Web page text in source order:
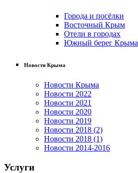
Города и посёлки
Восточный Крым
Отели в городах
Южный берег Крыма
Новости Крыма
Новости Крыма
Новости 2022
Новости 2021
Новости 2020
Новости 2019
Новости 2018 (2)
Новости 2018 (1)
Новости 2014-2016
Услуги